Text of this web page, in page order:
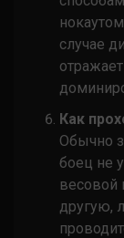
случае
Как
Обычно
боец не
весовой
другую,